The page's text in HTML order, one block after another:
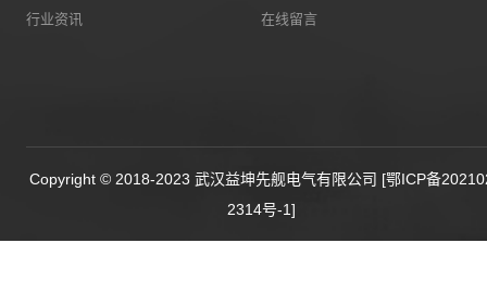
行业资讯 在线留言
Copyright © 2018-2023 武汉益坤先舰电气有限公司 [鄂ICP备
2314号-1]